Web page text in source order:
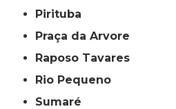
Pirituba
Praça da Arvore
Raposo Tavares
Rio Pequeno
Sumaré